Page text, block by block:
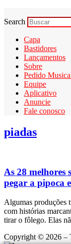
Search
Capa
Bastidores
Lançamentos
Sobre
Pedido
Equipe
Aplicativo
Anuncie
Fale conosco
piadas
As 28 melhores
pegar a pipoca
Algumas produções
com histórias
tirar o fôlego. Elas
Copyright © 2026 –